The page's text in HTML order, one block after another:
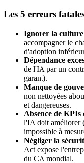
Les 5 erreurs
Ignorer la
accompagner le
d'adoption
Dépendance
de l'IA par un
garant).
Manque de
non nettoyées
et dangereuses.
Absence de KPIs
l'IA doit améliorer
impossible à
Négliger la
Act expose
du CA mondial.